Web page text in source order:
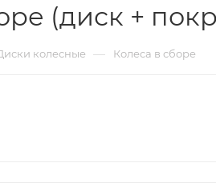
(диск +
колесные — Колеса в сборе